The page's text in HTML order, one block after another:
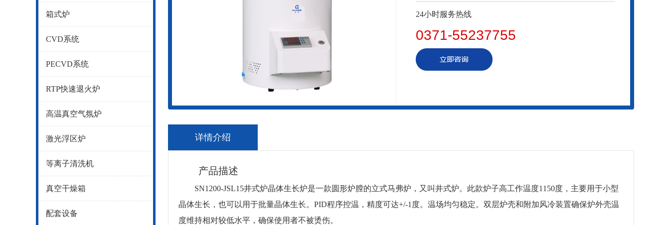
箱式炉
CVD系统
PECVD系统
RTP快速退火炉
高温真空气氛炉
激光浮区炉
等离子清洗机
真空干燥箱
配套设备
24小时服务热线
0371-55237755
详情介绍
产品描述
SN1200-JSL15井式炉晶体生长炉是一款圆形炉膛的立式马弗炉，又叫井式炉。此款炉子高工作温度1150度，主要用于小型
晶体生长，也可以用于批量晶体生长。PID程序控温，精度可达+/-1度。温场均匀稳定。双层炉壳和附加风冷装置确保炉外壳温
度维持相对较低水平，确保使用者不被烫伤。